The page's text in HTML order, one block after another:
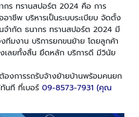
กร ทรานสปอร์ต 2024 คือ การ
อาชีพ บริหารเป็นระบบระเบียบ จัดตั้ง
จำกัด ธนากร ทรานสปอร์ต 2024 มี
ทีมงาน บริการยกขนย้าย โดยลูกค้า
เลยทั้งสิ้น ยึดหลัก บริการดี มีวินัย
องการรถรับจ้างย้ายบ้านพร้อมคนยก
นที ที่เบอร์ 09-8573-7931 (คุณ